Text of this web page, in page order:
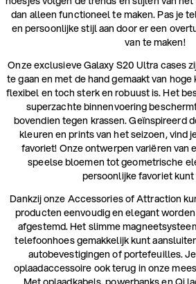
dan alleen functioneel te maken. Pas je
en persoonlijke stijl aan door er een
van te maken!
Onze exclusieve Galaxy S20 Ultra cases
te gaan en met de hand gemaakt van
flexibel en toch sterk en robuust is. Het
superzachte binnenvoering
bovendien tegen krassen. Geïnspireerd
kleuren en prints van het seizoen, vind
favoriet! Onze ontwerpen variëren van
speelse bloemen tot geometrische
persoonlijke favoriet kunt
Dankzij onze Accessories of Attraction
producten eenvoudig en elegant
afgestemd. Het slimme
telefoonhoes gemakkelijk kunt
autobevestigingen of portefeuilles.
oplaadaccessoire ook terug in onze